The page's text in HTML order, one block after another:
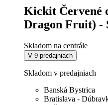
Kickit Červené
Dragon Fruit) -
Skladom na centrále
V 9 predajniach
Skladom v predajniach
Banská Bystrica
Bratislava -